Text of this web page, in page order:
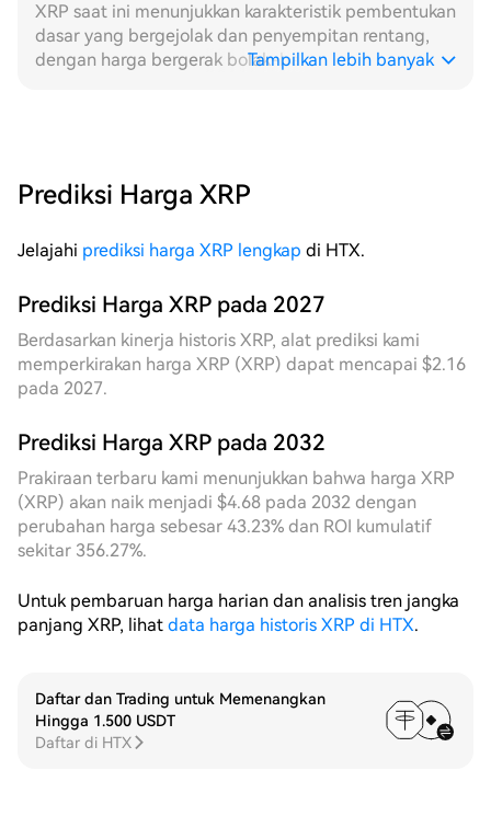
XRP saat ini menunjukkan karakteristik pembentukan
dasar yang bergejolak dan penyempitan rentang,
dengan harga bergerak bolak-balik berulang kali
level tinggi dan rendah, candlestick per jam
menunjukkan ritme fluktuasi kecil yang khas, grid
grid, jumlah transaksi terdistribusi merata, strategi
frekuensi tinggi, dan efisiensi pemicu kumulatif grid
intraday menunjukkan kinerja yang menonjol. Grid
dinamis, dengan kemampuannya merasakan
perubahan volatilitas secara real-time, secara
otomatis mempersempit jarak grid dalam beberapa
signifikan meningkatkan kepadatan transaksi dalam
unit amplitudo; sementara grid tetap, karena jarak
gridnya tetap, mengalami jendela kosong pemicu
yang jelas pada periode volatilitas rendah, dan
perbedaan hasil keduanya terlihat jelas dalam
hari terakhir harga mengalami penyesuaian
struktural yang secara bertahap turun dari level
relatif tinggi ke area support saat ini, secara
memberikan ruang arbitrase dua arah yang
berkelanjutan untuk strategi grid. Grid dinamis
Tampilkan lebih banyak
Prediksi Harga XRP
Jelajahi prediksi harga XRP lengkap di HTX.
Prediksi Harga XRP pada 2027
Berdasarkan kinerja historis XRP, alat prediksi kami
memperkirakan harga XRP (XRP) dapat mencapai $2.16
pada 2027.
Prediksi Harga XRP pada 2032
Prakiraan terbaru kami menunjukkan bahwa harga XRP
(XRP) akan naik menjadi $4.68 pada 2032 dengan
perubahan harga sebesar 43.23% dan ROI kumulatif
sekitar 356.27%.
Untuk pembaruan harga harian dan analisis tren jangka
panjang XRP, lihat data harga historis XRP di HTX.
Daftar dan Trading untuk Memenangkan
Hingga 1.500 USDT
Daftar di HTX